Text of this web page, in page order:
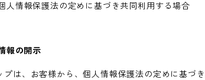
個人情報保護法の定めに基づき共同利用する場合
報の開示
プは、お客様から、個人情報保護法の定めに基づ